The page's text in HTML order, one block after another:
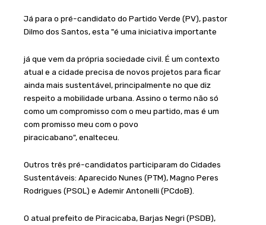
Já para o pré-candidato do Partido Verde (PV), pastor
Dilmo dos Santos, esta "é uma iniciativa importante
já que vem da própria sociedade civil. É um contexto
atual e a cidade precisa de novos projetos para ficar
ainda mais sustentável, principalmente no que diz
respeito a mobilidade urbana. Assino o termo não só
como um compromisso com o meu partido, mas é um
com promisso meu com o povo
piracicabano", enalteceu.
Outros três pré-candidatos participaram do Cidades
Sustentáveis: Aparecido Nunes (PTM), Magno Peres
Rodrigues (PSOL) e Ademir Antonelli (PCdoB).
O atual prefeito de Piracicaba, Barjas Negri (PSDB),